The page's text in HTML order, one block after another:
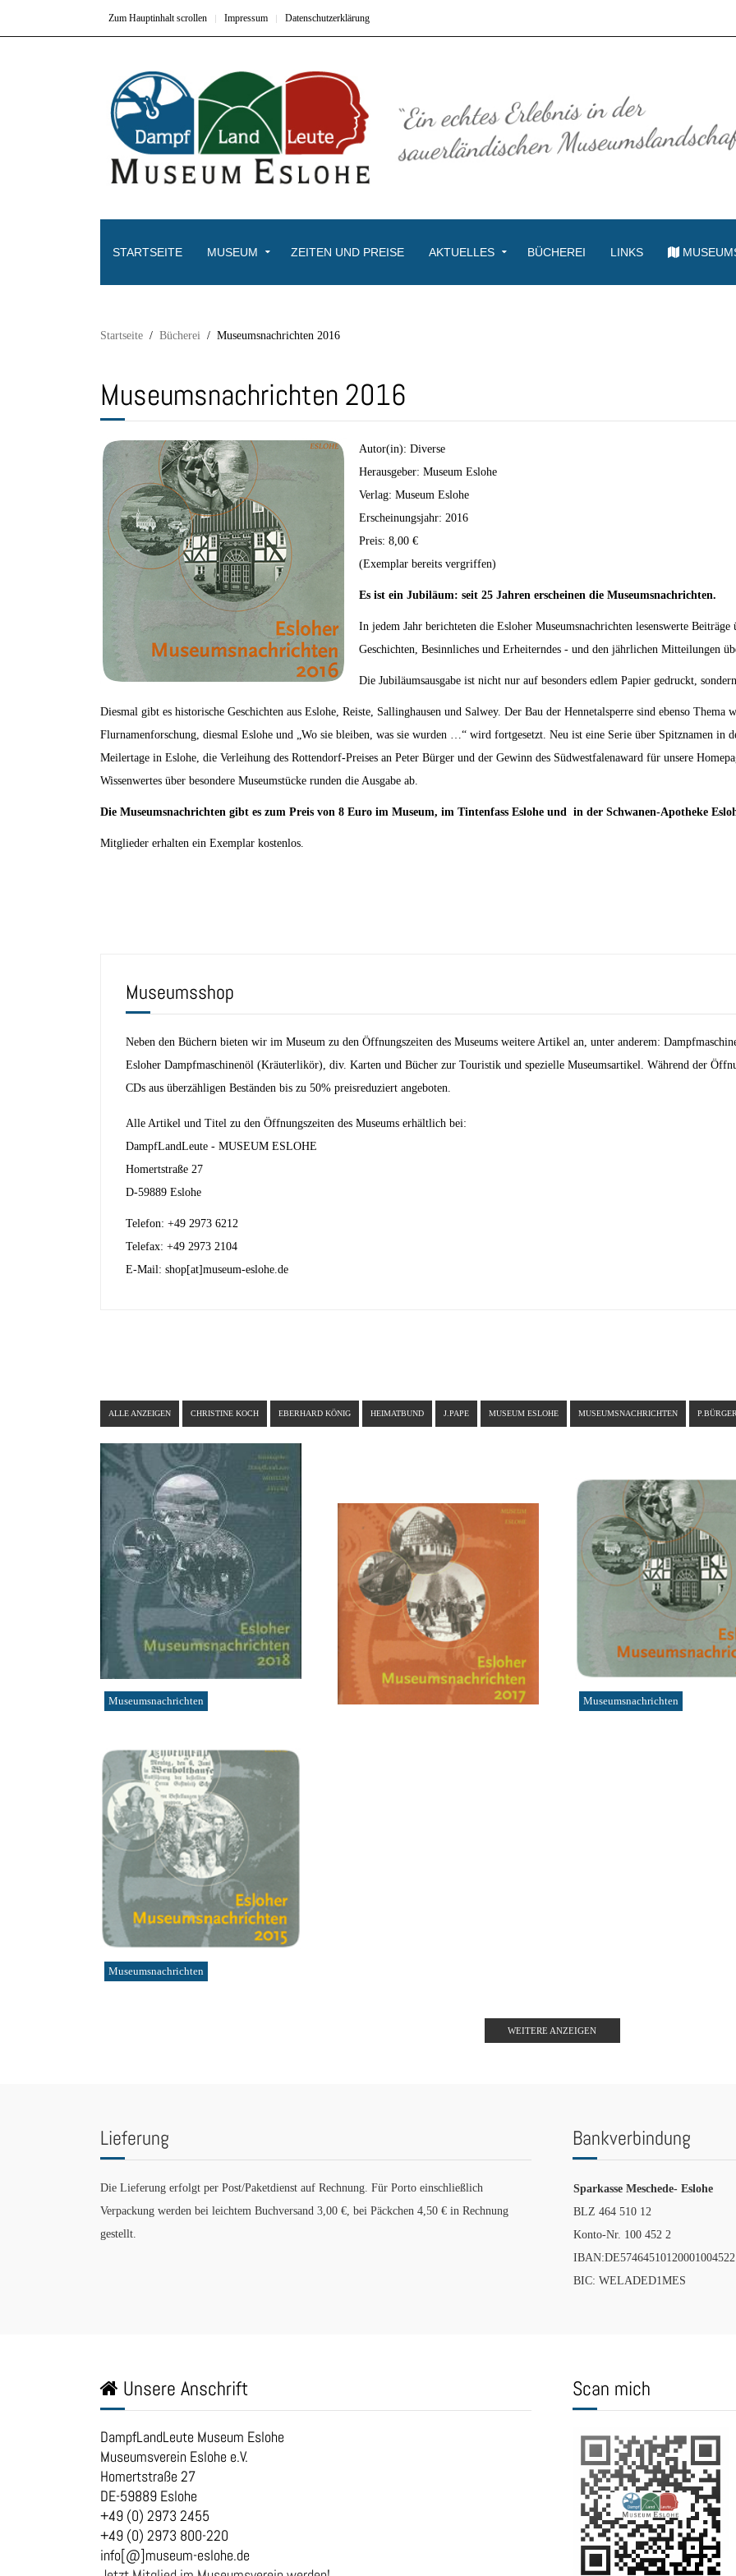
Zum Hauptinhalt scrollen Impressum Datenschutzerklärung
STARTSEITE MUSEUM ZEITEN UND PREISE AKTUELLES BÜCHEREI LINKS
Startseite Bücherei Museumsnachrichten 2016
Museumsnachrichten 2016
Autor(in): Diverse
Herausgeber: Museum Eslohe
Verlag: Museum Eslohe
Erscheinungsjahr: 2016
Preis: 8,00 €
(Exemplar bereits vergriffen)
Es ist ein Jubiläum: seit 25 Jahren erscheinen die Museumsnachrichten.
In jedem Jahr berichteten die Esloher Museumsnachrichten lesenswerte
Geschichten, Besinnliches und Erheiterndes - und den jährlichen Mitteilungen
Die Jubiläumsausgabe ist nicht nur auf besonders edlem Papier gedruckt,
Diesmal gibt es historische Geschichten aus Eslohe, Reiste, Sallinghausen und Salwey. Der Bau der Hennetalsperre sind ebenso Thema
Flurnamenforschung, diesmal Eslohe und „Wo sie bleiben, was sie wurden …“ wird fortgesetzt. Neu ist eine Serie über Spitznamen in
Meilertage in Eslohe, die Verleihung des Rottendorf-Preises an Peter Bürger und der Gewinn des Südwestfalenaward für unsere
Wissenwertes über besondere Museumstücke runden die Ausgabe ab.
Die Museumsnachrichten gibt es zum Preis von 8 Euro im Museum, im Tintenfass Eslohe und in der Schwanen-Apotheke
Mitglieder erhalten ein Exemplar kostenlos.
Museumsshop
Neben den Büchern bieten wir im Museum zu den Öffnungszeiten des Museums weitere Artikel an, unter anderem:
Esloher Dampfmaschinenöl (Kräuterlikör), div. Karten und Bücher zur Touristik und spezielle Museumsartikel. Während der
CDs aus überzähligen Beständen bis zu 50% preisreduziert angeboten.
Alle Artikel und Titel zu den Öffnungszeiten des Museums erhältlich bei:
DampfLandLeute - MUSEUM ESLOHE
Homertstraße 27
D-59889 Eslohe
Telefon: +49 2973 6212
Telefax: +49 2973 2104
E-Mail: shop[at]museum-eslohe.de
ALLE ANZEIGEN CHRISTINE KOCH EBERHARD KÖNIG HEIMATBUND J.PAPE MUSEUM ESLOHE MUSEUMSNACHRICHTEN P.BÜRGER
Museumsnachrichten Museumsnachrichten
Museumsnachrichten
WEITERE ANZEIGEN
Lieferung
Die Lieferung erfolgt per Post/Paketdienst auf Rechnung. Für Porto einschließlich
Verpackung werden bei leichtem Buchversand 3,00 €, bei Päckchen 4,50 € in Rechnung
gestellt.
Bankverbindung
Sparkasse Meschede- Eslohe
BLZ 464 510 12
Konto-Nr. 100 452 2
IBAN:DE57464510120001004522
BIC: WELADED1MES
Unsere Anschrift
DampfLandLeute Museum Eslohe
Museumsverein Eslohe e.V.
Homertstraße 27
DE-59889 Eslohe
+49 (0) 2973 2455
+49 (0) 2973 800-220
info[@]museum-eslohe.de
Scan mich